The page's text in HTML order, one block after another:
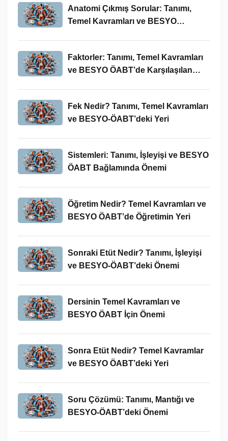
Anatomi Çıkmış Sorular: Tanımı,
Temel Kavramları ve BESYO
Faktorler: Tanımı, Temel Kavramları
ve BESYO ÖABT’de Karşılaşılan
Fek Nedir? Tanımı, Temel Kavramları
ve BESYO-ÖABT’deki Yeri
Sistemleri: Tanımı, İşleyişi ve BESYO
ÖABT Bağlamında Önemi
Öğretim Nedir? Temel Kavramları ve
BESYO ÖABT’de Öğretimin Yeri
Sonraki Etüt Nedir? Tanımı, İşleyişi
ve BESYO-ÖABT’deki Önemi
Dersinin Temel Kavramları ve
BESYO ÖABT İçin Önemi
Sonra Etüt Nedir? Temel Kavramlar
ve BESYO ÖABT’deki Yeri
Soru Çözümü: Tanımı, Mantığı ve
BESYO-ÖABT’deki Önemi